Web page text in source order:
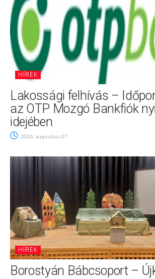
HÍREK
Lakossági felhívás –
az OTP Mozgó Bankfiók
idejében
2026. augusztus 07.
HÍREK
Borostyán Bábcsoport –